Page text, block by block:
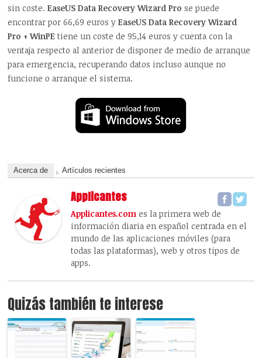
sin coste.EaseUS Data Recovery Wizard Pro se puede
encontrar por 66,69 euros yEaseUS Data Recovery Wizard
Pro + WinPEtiene un coste de 95,14 euros y cuenta con la
ventaja respecto al anterior de disponer de medio de arranque
para emergencia, recuperando datos incluso aunque no
funcione o arranque el sistema.
Acerca de Artículos recientes
Applicantes
Applicantes.com es la primera web de
información diaria en español centrada en el
mundo de las aplicaciones móviles (para
todas las plataformas), web y otros tipos de
apps.
Quizás también te interese